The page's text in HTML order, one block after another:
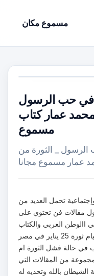
مسموع مكان
في حب الرسول
عمار كتاب
مسموع
الرسول _ الثورة من
عمار مسموع مجانا
تحمل العديد من
مقالات فن تحتوي على
العربي والكتاب
الثاني يحتوي على مواقف ساخرة بعد قيام ثورة 25 يناير في مصر
في حالة فشل الثورة ام
من المقالات التي
الشيطان بالله وتحديه له